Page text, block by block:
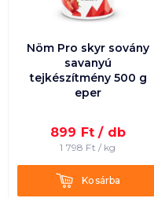
Nöm Pro skyr sovány
savanyú
tejkészítmény 500 g
eper
899 Ft / db
1 798 Ft / kg
KosárbaKosárba